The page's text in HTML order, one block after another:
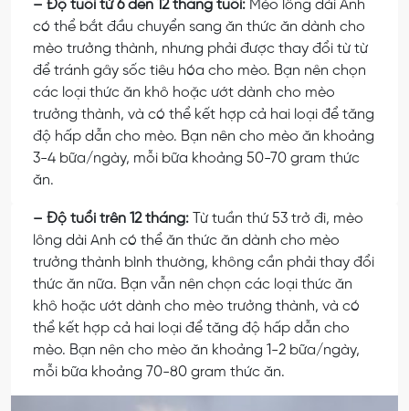
– Độ tuổi từ 6 đến 12 tháng tuổi: Mèo lông dài Anh
có thể bắt đầu chuyển sang ăn thức ăn dành cho
mèo trưởng thành, nhưng phải được thay đổi từ từ
để tránh gây sốc tiêu hóa cho mèo. Bạn nên chọn
các loại thức ăn khô hoặc ướt dành cho mèo
trưởng thành, và có thể kết hợp cả hai loại để tăng
độ hấp dẫn cho mèo. Bạn nên cho mèo ăn khoảng
3-4 bữa/ngày, mỗi bữa khoảng 50-70 gram thức
ăn.
– Độ tuổi trên 12 tháng:
Từ tuần thứ 53 trở đi, mèo
lông dài Anh có thể ăn thức ăn dành cho mèo
trưởng thành bình thường, không cần phải thay đổi
thức ăn nữa. Bạn vẫn nên chọn các loại thức ăn
khô hoặc ướt dành cho mèo trưởng thành, và có
thể kết hợp cả hai loại để tăng độ hấp dẫn cho
mèo. Bạn nên cho mèo ăn khoảng 1-2 bữa/ngày,
mỗi bữa khoảng 70-80 gram thức ăn.